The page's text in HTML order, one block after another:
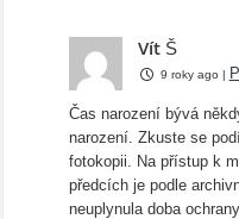
Vít Š
9 roky ago |
Čas narození bývá
narození. Zkuste se
fotokopii. Na přístup k
předcích je podle
neuplynula doba